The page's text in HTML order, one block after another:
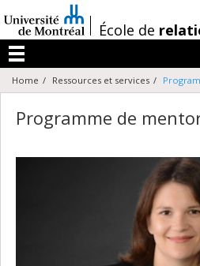
au
contenu
/École de
Menu
Home Ressources et services
Programme de